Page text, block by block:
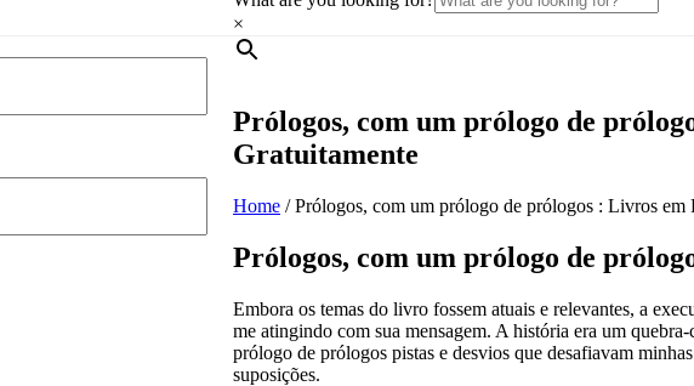
×
Prólogos, com um prólogo de
Gratuitamente
Home /Prólogos, com um prólogo de prólogos : Livros em
Prólogos, com um prólogo de
Embora os temas do livro fossem atuais e relevantes, a
me atingindo com sua mensagem. A história era um
prólogo de prólogos pistas e desvios que desafiavam
suposições.